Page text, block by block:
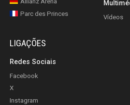
Parc des Princes
Vídeos
LIGAÇÕES
Redes Sociais
Facebook
X
Instagram